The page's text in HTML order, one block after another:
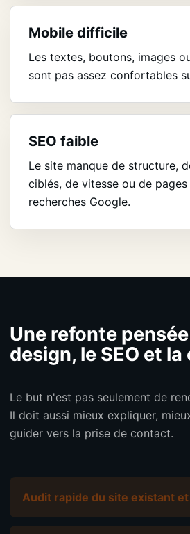
Mobile difficile
Les textes, boutons, images
sont pas assez confortables
SEO faible
Le site manque de structure,
ciblés, de vitesse ou de
recherches Google.
Une refonte
design, le SEO et
Le but n'est pas seulement de
Il doit aussi mieux expliquer,
guider vers la prise de contact.
Audit rapide du site existant